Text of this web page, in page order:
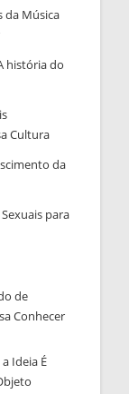
da Música
história do
Cultura
da
para
de
Conhecer
Ideia É